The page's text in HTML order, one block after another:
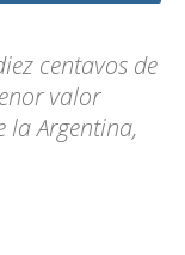
centavos de
valor
la Argentina,